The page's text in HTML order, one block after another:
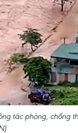
tác phòng, chống